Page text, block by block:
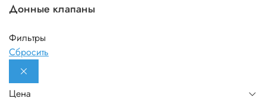
Донные клапаны
Фильтры
Сбросить
Цена